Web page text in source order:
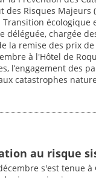
des Risques Majeurs
écologique
déléguée, chargée
la remise des prix
à l'Hôtel de
l’engagement des
catastrophes
au risque
s'est tenue